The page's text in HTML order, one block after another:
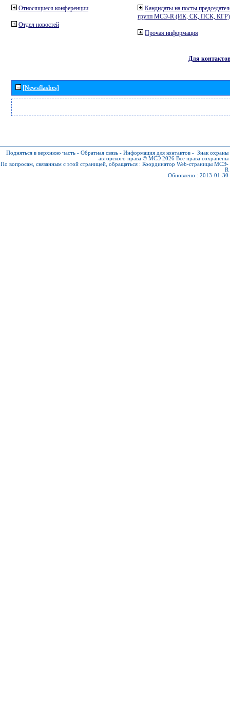
Относящиеся конференции
Отдел новостей
Кандидаты на посты
групп МСЭ-R (ИК, СК, ПСК, КГР)
Прочая информация
Для контактов
[Newsflashes]
Подняться в верхнюю часть - Обратная связь - Информация для контактов - Знак охраны
авторского права © МСЭ 2026 Все права сохранены
По вопросам, связанным с этой страницей, обращаться : Координатор Web-страницы МСЭ-
R
Обновлено : 2013-01-30